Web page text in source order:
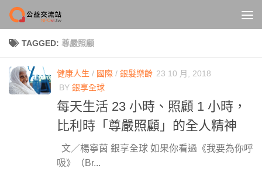
Skip to content
TAGGED: 尊嚴照顧
健康人生 / 國際 / 銀髮樂齡 23 10 月, 2018
BY 銀享全球
每天生活 23 小時、照顧 1 小時，
比利時「尊嚴照顧」的全人精神
文／楊寧茵 銀享全球 如果你看過《我要為你呼
吸》（Br...